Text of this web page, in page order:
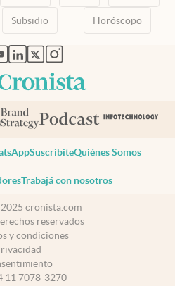
Subsidio Horóscopo
en nueva pestaña
abre en nueva pestaña
abre en nueva pestaña
abre en nueva pestaña
abre en nueva pestaña
SuscribiteQuiénes Somos
Trabajá con nosotros
cronista.com
reservados
y condiciones
11 7078-3270